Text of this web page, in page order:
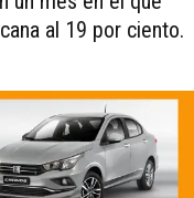
al 19 por ciento.